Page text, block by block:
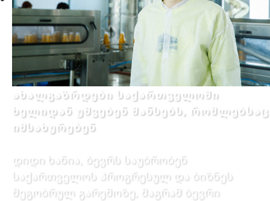
ახალგაზრდები საქართველოში
ხელიდან უშვებენ შანსებს, რომლებსაც
იმსახურებენ
დიდი ხანია, ბევრს საუბრობენ
საქართველოს პროგრესულ და ბიზნეს
მეგობრულ გარემოზე, მაგრამ ბევრი